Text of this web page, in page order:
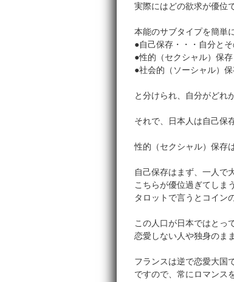
実際にはどの欲求が優位
本能のサブタイプを簡単
●自己保存・・・自分と
●性的（セクシャル）保
●社会的（ソーシャル）
と分けられ、自分がどれ
それで、日本人は自己保
性的（セクシャル）保存
自己保存はまず、一人で
こちらが優位過ぎてしま
タロットで言うとコイン
この人口が日本ではとっ
恋愛しない人や独身のま
フランスは逆で恋愛大国
ですので、常にロマンス